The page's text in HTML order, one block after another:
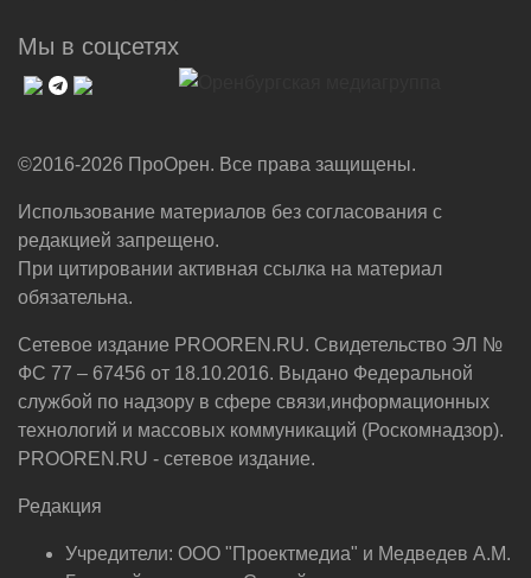
Мы в соцсетях
©2016-2026 ПроОрен. Все права защищены.
Использование материалов без согласования с
редакцией запрещено.
При цитировании активная ссылка на материал
обязательна.
Сетевое издание PROOREN.RU. Свидетельство ЭЛ №
ФС 77 – 67456 от 18.10.2016. Выдано Федеральной
службой по надзору в сфере связи,информационных
технологий и массовых коммуникаций (Роскомнадзор).
PROOREN.RU - сетевое издание.
Редакция
Учредители: ООО "Проектмедиа" и Медведев А.М.